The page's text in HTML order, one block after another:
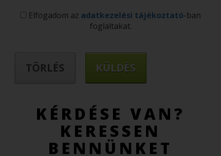
Elfogadom az adatkezelési tájékoztató-ban
foglaltakat.
KÉRDÉSE VAN?
KERESSEN
BENNÜNKET